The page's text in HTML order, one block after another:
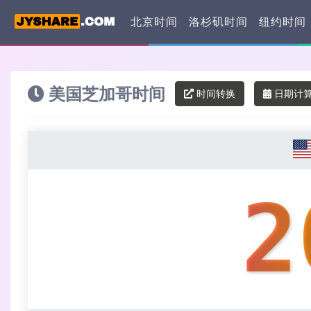
北京时间 洛杉矶时间 纽约时间
美国芝加哥时间 时间转换 日期计